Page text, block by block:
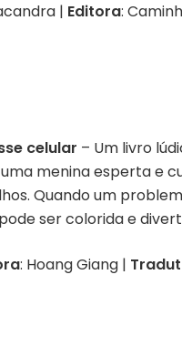
| Editora:
celular – Um livro
menina esperta e
Quando um
ser colorida e
: Hoang Giang |